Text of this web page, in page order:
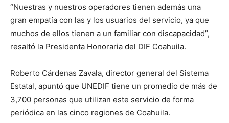
“Nuestras y nuestros operadores tienen además una
gran empatía con las y los usuarios del servicio, ya que
muchos de ellos tienen a un familiar con discapacidad”,
resaltó la Presidenta Honoraria del DIF Coahuila.
Roberto Cárdenas Zavala, director general del Sistema
Estatal, apuntó que UNEDIF tiene un promedio de más de
3,700 personas que utilizan este servicio de forma
periódica en las cinco regiones de Coahuila.